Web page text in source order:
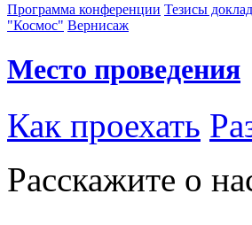
Программа конференции Тезисы
"Космос" Вернисаж
Место проведения
Как проехать
Расскажите о